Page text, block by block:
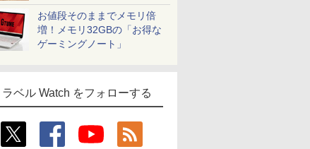
お値段そのままでメモリ倍
増！メモリ32GBの「お得な
ゲーミングノート」
ラベル Watch をフォローする